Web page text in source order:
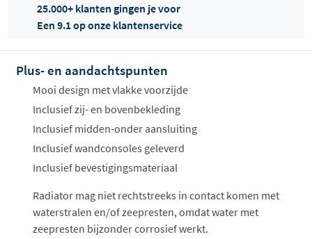
Offertes
ophalen...
25.000+ klanten gingen je voor
Een 9.1 op onze klantenservice
Plus- en aandachtspunten
Mooi design met vlakke voorzijde
Inclusief zij- en bovenbekleding
Inclusief midden-onder aansluiting
Inclusief wandconsoles geleverd
Inclusief bevestigingsmateriaal
Radiator mag niet rechtstreeks in contact komen met
waterstralen en/of zeepresten, omdat water met
zeepresten bijzonder corrosief werkt.